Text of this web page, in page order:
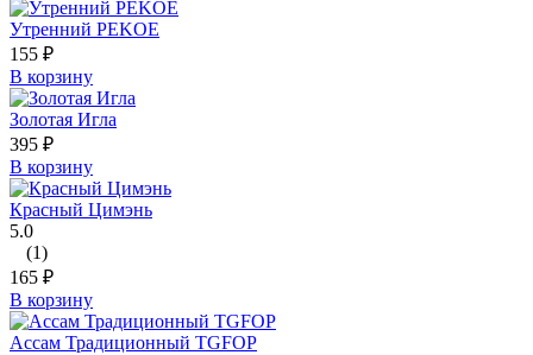
Утренний PEKOE
155 ₽
В корзину
Золотая Игла
395 ₽
В корзину
Красный Цимэнь
5.0
(1)
165 ₽
В корзину
Ассам Традиционный TGFOP